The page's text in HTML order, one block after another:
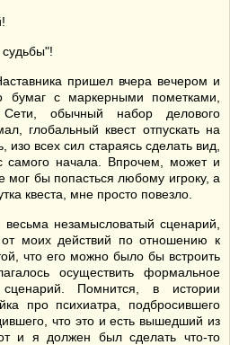
пришел вчера вечером и
бумаг с маркерными пометками,
обычный набор делового
глобальный квест отпускать на
всех сил стараясь сделать вид,
самого начала. Впрочем, может и
мог бы попасться любому игроку, а
квеста, мне просто повезло.
незамысловатый сценарий,
от моих действий по отношению к
что его можно было бы встроить
осуществить формальное
Помнится, в истории
про психиатра, подбросившего
что это и есть вышедший из
и я должен был сделать что-то